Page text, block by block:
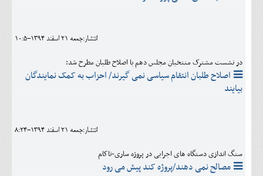
انتشار:جمعه 21 اسفند 1394-10:5
در نشست مشترک منتخبان مجلس دهم با اصلاح طلبان مطرح شد:
اصلاح طلبان انتقام سیاسی نمی گیرند/ احزاب به کمک نمایندگان
بیایند
انتشار:جمعه 21 اسفند 1394-8:24
سنگ اندازی دستگاه های اجرایی در پروژه ساری-تاکام
مصالح نمی دهند/پروژه کند پیش می رود